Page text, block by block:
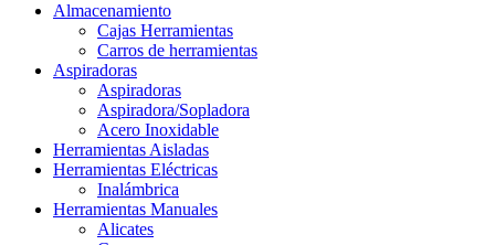
Almacenamiento
Cajas Herramientas
Carros de herramientas
Aspiradoras
Aspiradoras
Aspiradora/Sopladora
Acero Inoxidable
Herramientas Aisladas
Herramientas Eléctricas
Inalámbrica
Herramientas Manuales
Alicates